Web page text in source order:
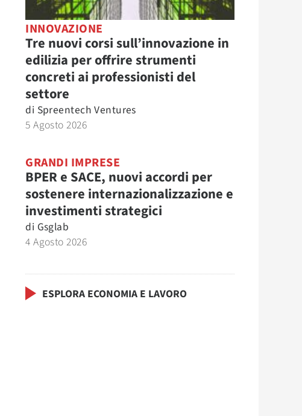
INNOVAZIONE
Tre nuovi corsi sull’innovazione in
edilizia per offrire strumenti
concreti ai professionisti del
settore
di Spreentech Ventures
5 Agosto 2026
GRANDI IMPRESE
BPER e SACE, nuovi accordi per
sostenere internazionalizzazione e
investimenti strategici
di Gsglab
4 Agosto 2026
ESPLORA ECONOMIA E LAVORO